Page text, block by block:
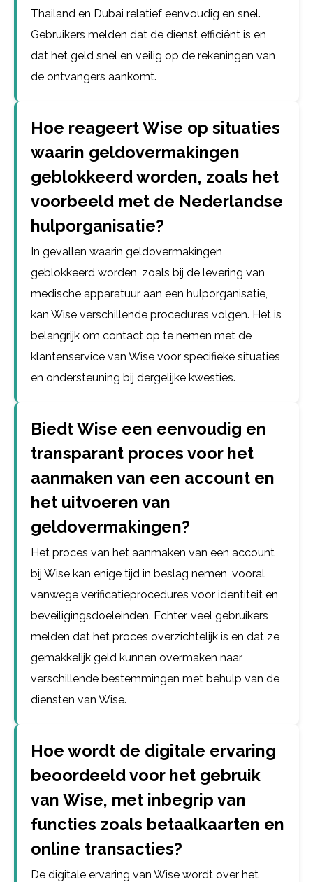
Thailand en Dubai relatief eenvoudig en snel.
Gebruikers melden dat de dienst efficiënt is en
dat het geld snel en veilig op de rekeningen van
de ontvangers aankomt.
Hoe reageert Wise op situaties
waarin geldovermakingen
geblokkeerd worden, zoals het
voorbeeld met de Nederlandse
hulporganisatie?
In gevallen waarin geldovermakingen
geblokkeerd worden, zoals bij de levering van
medische apparatuur aan een hulporganisatie,
kan Wise verschillende procedures volgen. Het is
belangrijk om contact op te nemen met de
klantenservice van Wise voor specifieke situaties
en ondersteuning bij dergelijke kwesties.
Biedt Wise een eenvoudig en
transparant proces voor het
aanmaken van een account en
het uitvoeren van
geldovermakingen?
Het proces van het aanmaken van een account
bij Wise kan enige tijd in beslag nemen, vooral
vanwege verificatieprocedures voor identiteit en
beveiligingsdoeleinden. Echter, veel gebruikers
melden dat het proces overzichtelijk is en dat ze
gemakkelijk geld kunnen overmaken naar
verschillende bestemmingen met behulp van de
diensten van Wise.
Hoe wordt de digitale ervaring
beoordeeld voor het gebruik
van Wise, met inbegrip van
functies zoals betaalkaarten en
online transacties?
De digitale ervaring van Wise wordt over het